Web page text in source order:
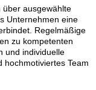
über ausgewählte
Unternehmen eine
Regelmäßige
zu kompetenten
und individuelle
hochmotiviertes Team